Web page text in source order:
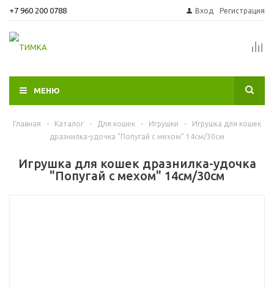
+7 960 200 0788 Вход Регистрация
МЕНЮ
Главная - Каталог - Для кошек - Игрушки -
Игрушка для кошек
дразнилка-удочка "Попугай с мехом" 14см/30см
Игрушка для кошек дразнилка-удочка
"Попугай с мехом" 14см/30см